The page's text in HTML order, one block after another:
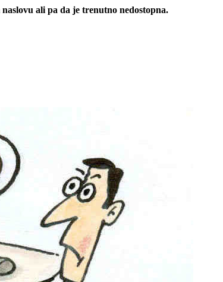
ali pa da je trenutno nedostopna.